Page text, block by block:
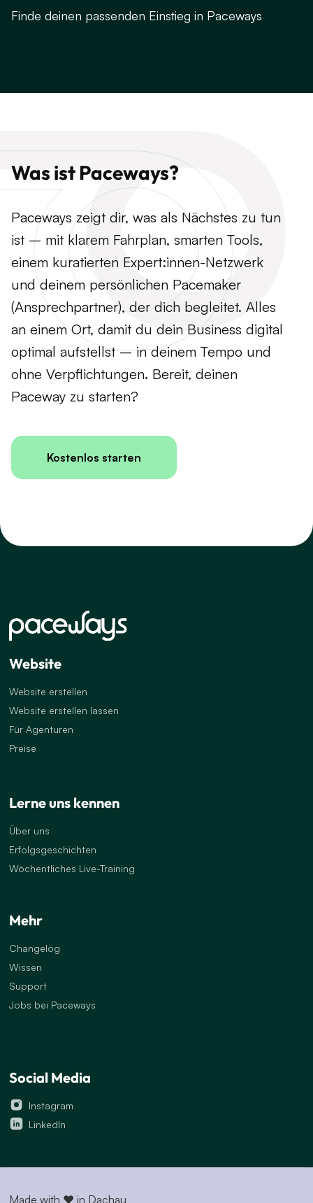
Finde deinen passenden Einstieg in Paceways
Was ist Paceways?
Paceways zeigt dir, was als Nächstes zu tun
ist – mit klarem Fahrplan, smarten Tools,
einem kuratierten Expert:innen-Netzwerk
und deinem persönlichen Pacemaker
(Ansprechpartner), der dich begleitet. Alles
an einem Ort, damit du dein Business digital
optimal aufstellst – in deinem Tempo und
ohne Verpflichtungen. Bereit, deinen
Paceway zu starten?
Kostenlos starten
Website
Website erstellen
Website erstellen lassen
Für Agenturen
Preise
Lerne uns kennen
Über uns
Erfolgsgeschichten
Wöchentliches Live-Training
Mehr
Changelog
Wissen
Support
Jobs bei Paceways
Social Media
Instagram
LinkedIn
Made with ♥in Dachau